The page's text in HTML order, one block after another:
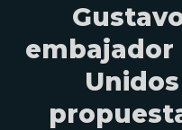
embajador